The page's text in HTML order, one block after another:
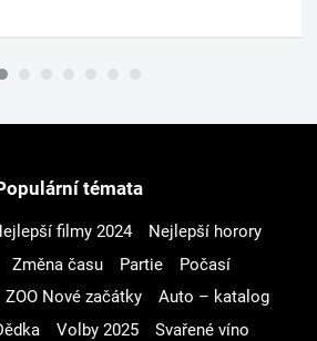
témata
filmy 2024
Nejlepší horory
Změna času Partie
Počasí
ZOO Nové začátky
Auto – katalog
Volby 2025
Svařené víno